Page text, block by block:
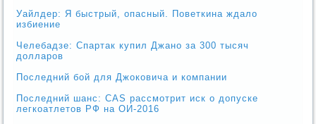
Уайлдер: Я быстрый, опасный. Поветкина ждало
избиение
Челебадзе: Спартак купил Джано за 300 тысяч
долларов
Последний бой для Джоковича и компании
Последний шанс: CAS рассмотрит иск о допуске
легкоатлетов РФ на ОИ-2016